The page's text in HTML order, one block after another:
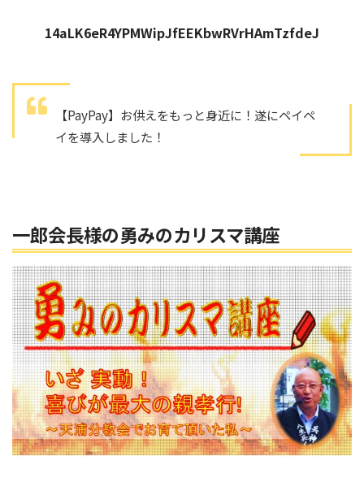
14aLK6eR4YPMWipJfEEKbwRVrHAmTzfdeJ
【PayPay】お供えをもっと身近に！遂にペイペ
イを導入しました！
一郎会長様の勇みのカリスマ講座